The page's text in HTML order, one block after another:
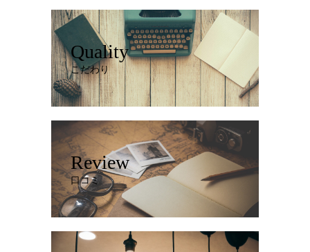
Quality
こだわり
Review
口コミ